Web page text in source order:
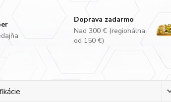
Doprava zadarmo
Nad 300 € (regionálna
od 150 €)